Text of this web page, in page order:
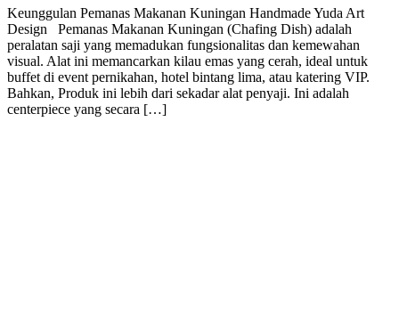
Keunggulan Pemanas Makanan Kuningan Handmade Yuda Art
Design Pemanas Makanan Kuningan (Chafing Dish) adalah
peralatan saji yang memadukan fungsionalitas dan kemewahan
visual. Alat ini memancarkan kilau emas yang cerah, ideal untuk
buffet di event pernikahan, hotel bintang lima, atau katering VIP.
Bahkan, Produk ini lebih dari sekadar alat penyaji. Ini adalah
centerpiece yang secara […]